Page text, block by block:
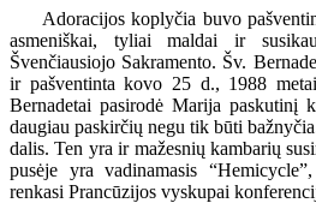
Adoracijos koplyčia buvo
asmeniškai, tyliai maldai ir
Švenčiausiojo Sakramento. Šv.
ir pašventinta kovo 25 d., 1988
Bernadetai pasirodė Marija paskutinį
daugiau paskirčių negu tik būti
dalis. Ten yra ir mažesnių kambarių
pusėje yra vadinamasis
renkasi Prancūzijos vyskupai